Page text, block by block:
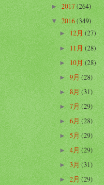
►2017(264)
▼2016(349)
►12月(27)
►11月(28)
► 10月(28)
► 9月(28)
►8月(31)
►7月(29)
►6月(28)
►5月(29)
►4月(29)
►3月(31)
►2月(29)